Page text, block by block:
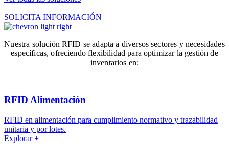
SOLICITA INFORMACIÓN
Nuestra solución RFID se adapta a diversos sectores y necesidades
específicas, ofreciendo flexibilidad para optimizar la gestión de
inventarios en:
RFID Alimentación
RFID en alimentación para cumplimiento normativo y trazabilidad
unitaria y por lotes.
Explorar +